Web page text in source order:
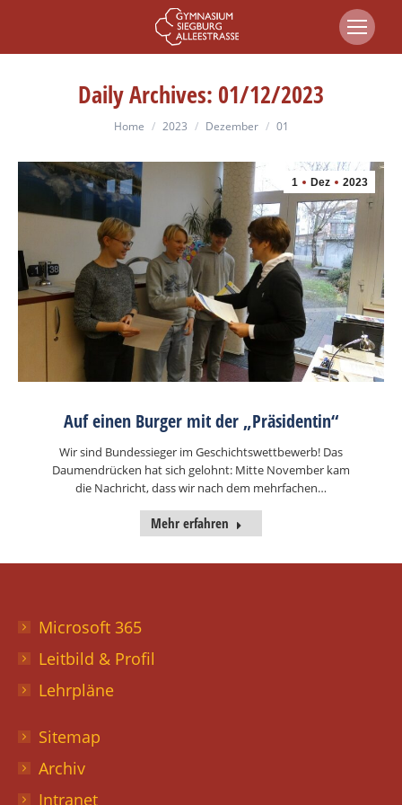
Daily Archives: 01/12/2023
You are here:
Home 2023 Dezember 01
1 Dez 2023
Auf einen Burger mit der „Präsidentin“
Wir sind Bundessieger im Geschichtswettbewerb! Das
Daumendrücken hat sich gelohnt: Mitte November kam
die Nachricht, dass wir nach dem mehrfachen…
Mehr erfahren
Microsoft 365
Leitbild & Profil
Lehrpläne
Sitemap
Archiv
Intranet